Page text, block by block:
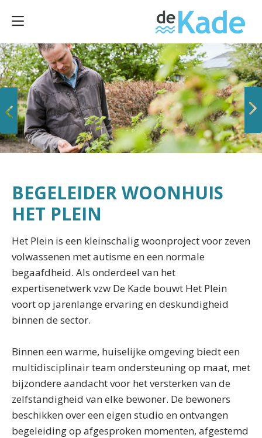
Vorige
Volgende
BEGELEIDER WOONHUIS
HET PLEIN
Het Plein is een kleinschalig woonproject voor zeven
volwassenen met autisme en een normale
begaafdheid. Als onderdeel van het
expertisenetwerk vzw De Kade bouwt Het Plein
voort op jarenlange ervaring en deskundigheid
binnen de sector.
Binnen een warme, huiselijke omgeving biedt een
multidisciplinair team ondersteuning op maat, met
bijzondere aandacht voor het versterken van de
zelfstandigheid van elke bewoner. De bewoners
beschikken over een eigen studio en ontvangen
begeleiding op afgesproken momenten, afgestemd